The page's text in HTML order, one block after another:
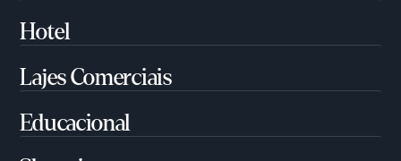
Hotel
Lajes Comerciais
Educacional